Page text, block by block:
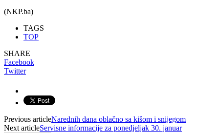
(NKP.ba)
TAGS
TOP
SHARE
Facebook
Twitter
Previous articleNarednih dana oblačno sa kišom i snijegom
Next articleServisne informacije za ponedjeljak 30. januar